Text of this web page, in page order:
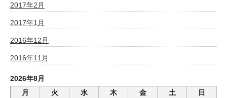
2017年2月
2017年1月
2016年12月
2016年11月
2026年8月
月
火 水 木 金 土 日